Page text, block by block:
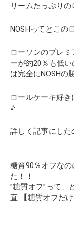
リームたっぷり
NOSHってとこの
ローソンのプレ
ーが約20％も低
は完全にNOSHの
ロールケーキ好
♪
詳しく記事にし
糖質90％オフな
た！！
”糖質オフ”って、
直 【糖質オフだ